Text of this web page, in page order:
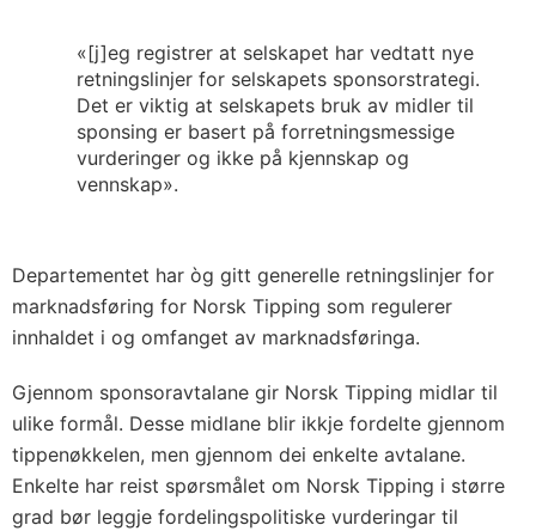
«[j]eg registrer at selskapet har vedtatt nye
retningslinjer for selskapets sponsorstrategi.
Det er viktig at selskapets bruk av midler til
sponsing er basert på forretningsmessige
vurderinger og ikke på kjennskap og
vennskap».
Departementet har òg gitt generelle retningslinjer for
marknadsføring for Norsk Tipping som regulerer
innhaldet i og omfanget av marknadsføringa.
Gjennom sponsoravtalane gir Norsk Tipping midlar til
ulike formål. Desse midlane blir ikkje fordelte gjennom
tippenøkkelen, men gjennom dei enkelte avtalane.
Enkelte har reist spørsmålet om Norsk Tipping i større
grad bør leggje fordelingspolitiske vurderingar til